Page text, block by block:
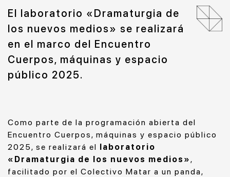
El laboratorio «Dramaturgia de
los nuevos medios» se realizará
en el marco del Encuentro
Cuerpos, máquinas y espacio
público 2025.
Como parte de la programación abierta del
Encuentro Cuerpos, máquinas y espacio público
2025, se realizará el laboratorio
«Dramaturgia de los nuevos medios»,
facilitado por el Colectivo Matar a un panda,